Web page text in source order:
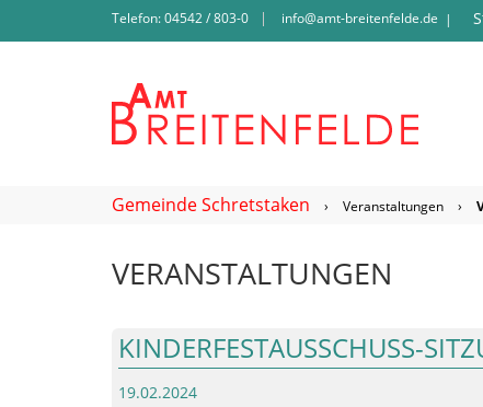
Telefon: 04542 / 803-0 info@amt-breitenfelde.de |
Gemeinde Schretstaken › Veranstaltungen ›
VERANSTALTUNGEN
KINDERFESTAUSSCHUSS-
19.02.2024